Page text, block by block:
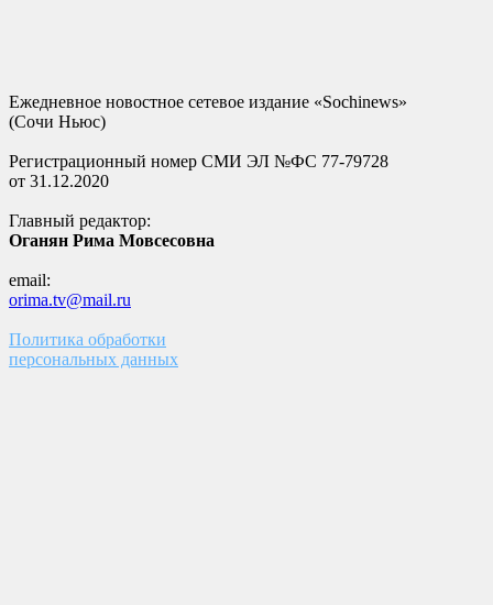
Ежедневное новостное сетевое издание «Sochinews»
(Сочи Ньюс)
Регистрационный номер СМИ ЭЛ №ФС 77-79728
от 31.12.2020
Главный редактор:
Оганян Рима Мовсесовна
email:
orima.tv@mail.ru
Политика обработки
персональных данных